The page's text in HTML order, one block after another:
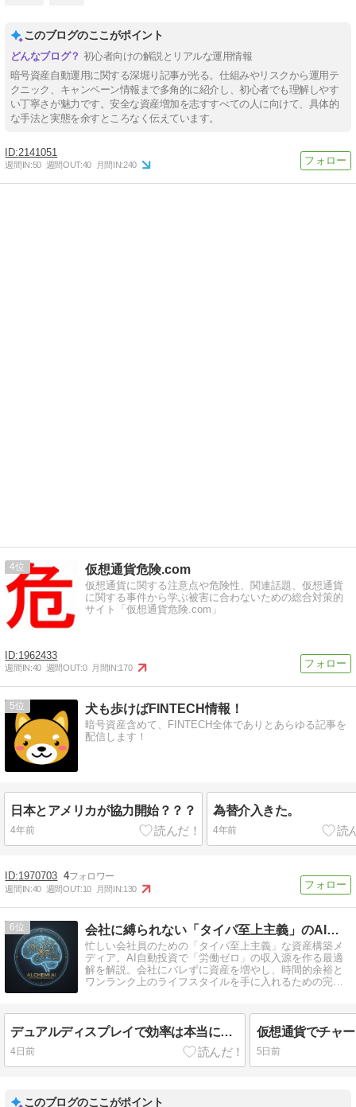
このブログのここがポイント
初心者向けの解説とリアルな運用情報
暗号資産自動運用に関する深堀り記事が光る。仕組みやリスクから運用テ
クニック、キャンペーン情報まで多角的に紹介し、初心者でも理解しやす
い丁寧さが魅力です。安全な資産増加を志すすべての人に向けて、具体的
な手法と実態を余すところなく伝えています。
2141051
週間IN:50 週間OUT:40 月間IN:240
4 仮想通貨危険.com
仮想通貨に関する注意点や危険性、関連話題、仮想通貨
に関する事件から学ぶ被害に合わないための総合対策的
サイト「仮想通貨危険.com」
1962433
週間IN:40 週間OUT:0 月間IN:170
5 犬も歩けばFINTECH情報！
暗号資産含めて、FINTECH全体でありとあらゆる記事を
配信します！
日本とアメリカが協力開始？？？
4年前
為替介入きた。
4年前
1970703 4
週間IN:40 週間OUT:10 月間IN:130
6 会社に縛られない「タイパ至上主義」のAI錬金術
忙しい会社員のための「タイパ至上主義」な資産構築メ
ディア。AI自動投資で「労働ゼロ」の収入源を作る最適
解を解説。会社にバレずに資産を増やし、時間的余裕と
ワンランク上のライフスタイルを手に入れるための完全
デュアルディスプレイで効率は本当に上がる？仕事が速くなる使い方のコツは？
4日前 5日前
このブログのここがポイント